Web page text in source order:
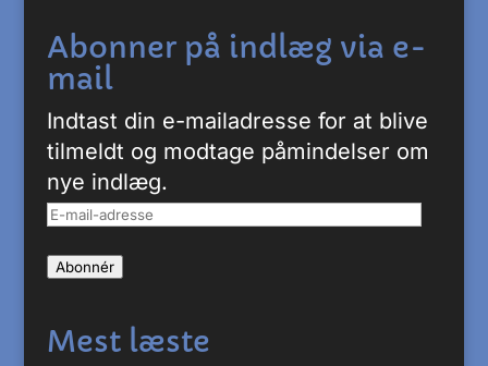
Abonner på indlæg via e-
mail
Indtast din e-mailadresse for at blive
tilmeldt og modtage påmindelser om
nye indlæg.
E-
adresse
Abonnér
Mest læste